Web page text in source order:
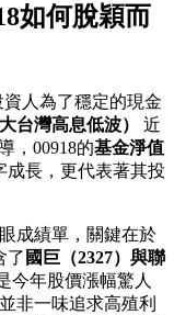
如何脫穎而
人為了穩定的現金
台灣高息低波）
近
，00918的基金淨值
成長，更代表著其投
成績單，關鍵在於
了 國巨（2327）與聯
今年股價漲幅驚人
非一味追求高殖利